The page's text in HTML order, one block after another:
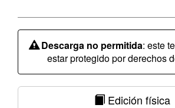
Descarga no permitida: este
estar protegido por derechos
Edición física